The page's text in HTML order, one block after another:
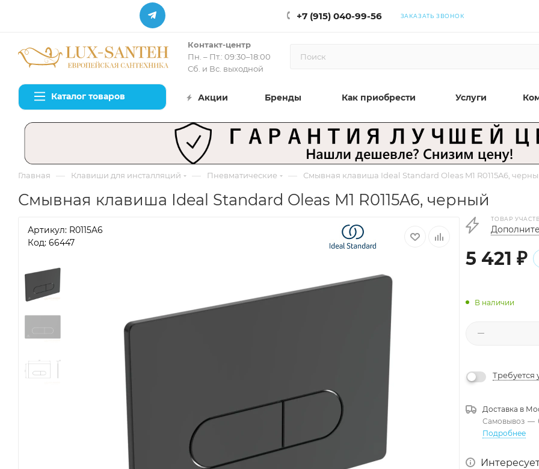
+7 (915) 040-99-56 ЗАКАЗАТЬ ЗВОНОК
Контакт-центр
Пн. – Пт.: 09:30–18:00
Сб. и Вс. выходной
Каталог товаров Акции Бренды Как приобрести Услуги
Главная — Клавиши для инсталляций — Пневматические — Смывная клавиша Ideal Standard Oleas M1 R0115A6,
Смывная клавиша Ideal Standard Oleas M1 R0115A6, черный
Артикул: R0115A6
Код: 66447
ТОВАР
5 421 ₽
В наличии
Требуется
Доставка в
Самовывоз —
Подробнее